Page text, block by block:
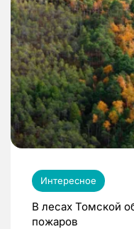
Интересное
В лесах Томской
пожаров